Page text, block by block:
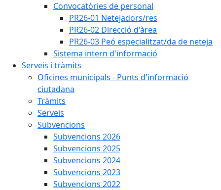
Convocatòries de personal
PR26-01 Netejadors/res
PR26-02 Direcció d'àrea
PR26-03 Peó especialitzat/da de neteja
Sistema intern d'informació
Serveis i tràmits
Oficines municipals - Punts d'informació
ciutadana
Tràmits
Serveis
Subvencions
Subvencions 2026
Subvencions 2025
Subvencions 2024
Subvencions 2023
Subvencions 2022